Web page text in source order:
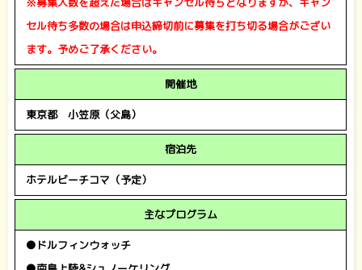
セル待ち多数の場合は申込締切前に募集を打ち切る場合がござい
ます。予めご了承ください。
開催地
東京都 小笠原（父島）
宿泊先
ホテルビーチコマ（予定）
主なプログラム
●ドルフィンウォッチ